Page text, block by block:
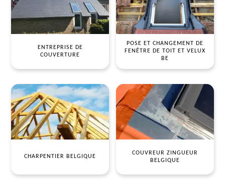
ENTREPRISE DE
COUVERTURE
POSE ET CHANGEMENT DE
FENÊTRE DE TOIT ET VELUX
BE
CHARPENTIER BELGIQUE
COUVREUR ZINGUEUR
BELGIQUE